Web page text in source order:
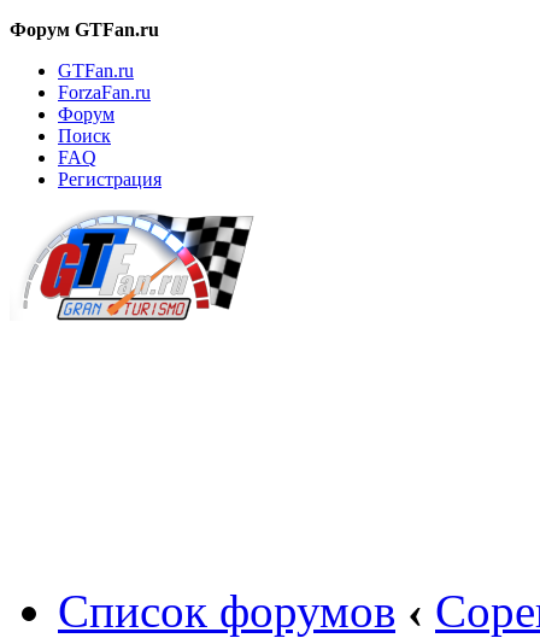
Форум GTFan.ru
GTFan.ru
ForzaFan.ru
Форум
Поиск
FAQ
Регистрация
Список форумов ‹